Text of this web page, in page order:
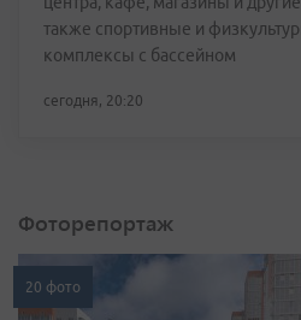
также спортивные и
комплексы с бассейном
сегодня, 20:20
Фоторепортаж
20 фото